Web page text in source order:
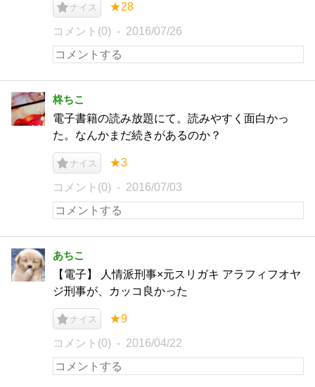
ナイス ★28
コメント(0) 2016/07/26
柊ちこ
電子書籍の読み放題にて。読みやすく面白かっ
た。なんかまだ続きがあるのか？
ナイス ★3
コメント(0) 2016/07/03
あちこ
【電子】 人情派刑事×元スリガキ アラフィフオヤ
ジ刑事が、カッコ良かった
ナイス ★9
コメント(0) 2016/04/22